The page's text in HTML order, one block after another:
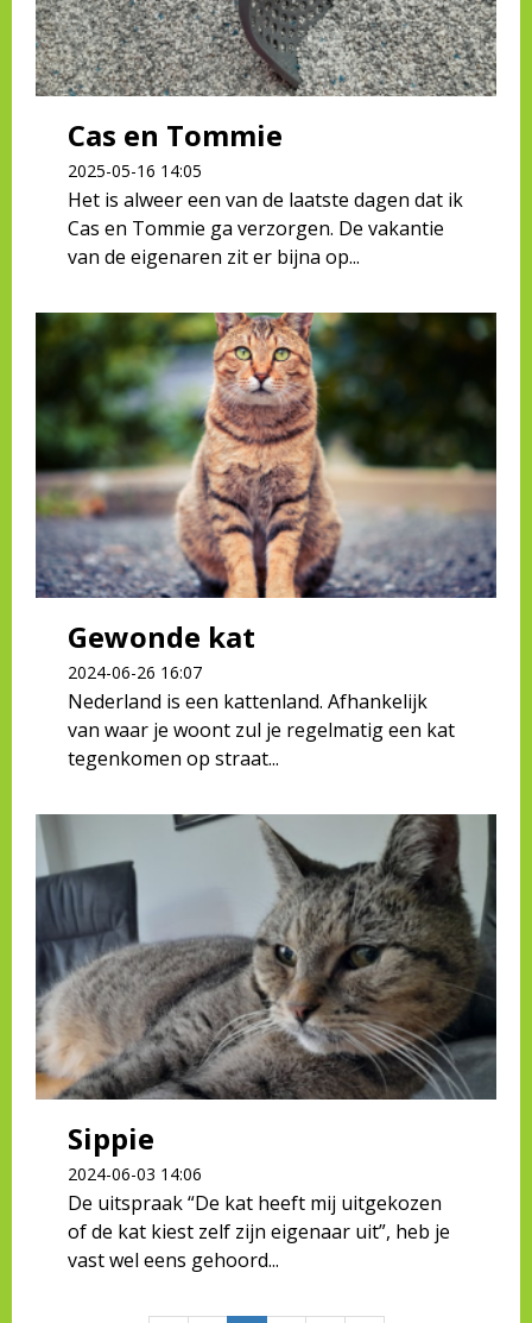
Cas en Tommie
2025-05-16 14:05
Het is alweer een van de laatste dagen dat ik
Cas en Tommie ga verzorgen. De vakantie
van de eigenaren zit er bijna op...
Gewonde kat
2024-06-26 16:07
Nederland is een kattenland. Afhankelijk
van waar je woont zul je regelmatig een kat
tegenkomen op straat...
Sippie
2024-06-03 14:06
De uitspraak “De kat heeft mij uitgekozen
of de kat kiest zelf zijn eigenaar uit”, heb je
vast wel eens gehoord...